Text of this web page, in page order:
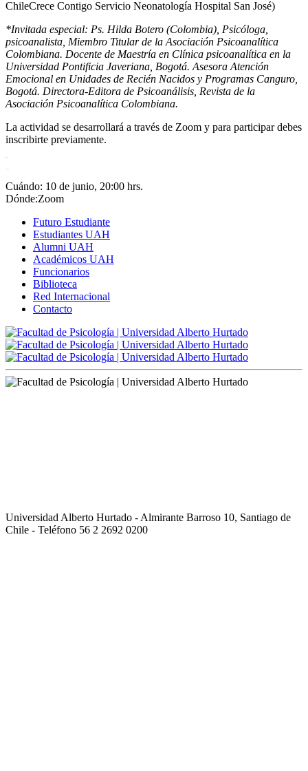
ChileCrece Contigo Servicio Neonatología Hospital San José)
*Invitada especial: Ps. Hilda Botero (Colombia), Psicóloga,
psicoanalista, Miembro Titular de la Asociación Psicoanalítica
Colombiana. Docente de Maestría en Clínica psicoanalítica en la
Universidad Pontificia Javeriana, Bogotá. Asesora Atención
Emocional en Unidades de Recién Nacidos y Programas Canguro,
Bogotá. Directora-Editora de Psicoanálisis, Revista de la
Asociación Psicoanalítica Colombiana.
La actividad se desarrollará a través de Zoom y para participar debes
inscribirte previamente.
Cuándo: 10 de junio, 20:00 hrs.
Dónde:Zoom
Futuro Estudiante
Estudiantes UAH
Alumni UAH
Académicos UAH
Funcionarios
Biblioteca
Red Internacional
Contacto
Universidad Alberto Hurtado - Almirante Barroso 10, Santiago de
Chile - Teléfono 56 2 2692 0200